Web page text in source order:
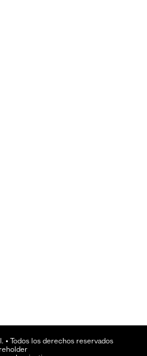
• Todos los derechos reservados